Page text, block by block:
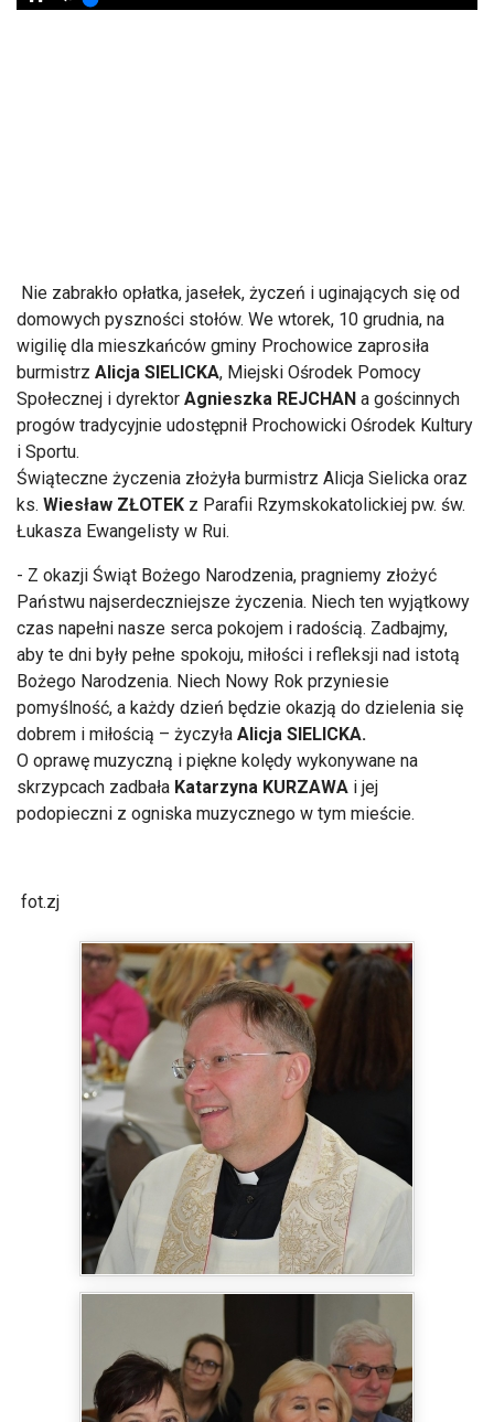
Nie zabrakło opłatka, jasełek, życzeń i uginających się od
domowych pyszności stołów. We wtorek, 10 grudnia, na
wigilię dla mieszkańców gminy Prochowice zaprosiła
burmistrz Alicja SIELICKA, Miejski Ośrodek Pomocy
Społecznej i dyrektor Agnieszka REJCHAN a gościnnych
progów tradycyjnie udostępnił Prochowicki Ośrodek Kultury
i Sportu.
Świąteczne życzenia złożyła burmistrz Alicja Sielicka oraz
ks. Wiesław ZŁOTEK z Parafii Rzymskokatolickiej pw. św.
Łukasza Ewangelisty w Rui.
- Z okazji Świąt Bożego Narodzenia, pragniemy złożyć
Państwu najserdeczniejsze życzenia. Niech ten wyjątkowy
czas napełni nasze serca pokojem i radością. Zadbajmy,
aby te dni były pełne spokoju, miłości i refleksji nad istotą
Bożego Narodzenia. Niech Nowy Rok przyniesie
pomyślność, a każdy dzień będzie okazją do dzielenia się
dobrem i miłością – życzyła Alicja SIELICKA.
O oprawę muzyczną i piękne kolędy wykonywane na
skrzypcach zadbała Katarzyna KURZAWA i jej
podopieczni z ogniska muzycznego w tym mieście.
fot.zj